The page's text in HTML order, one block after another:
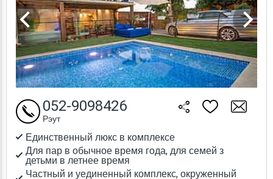
Единственный люкс в комплексе
Для пар в обычное время года, для семей з
детьми в летнее время
Частный и уединенный комплекс, окруженный
052-9098426
Рэут